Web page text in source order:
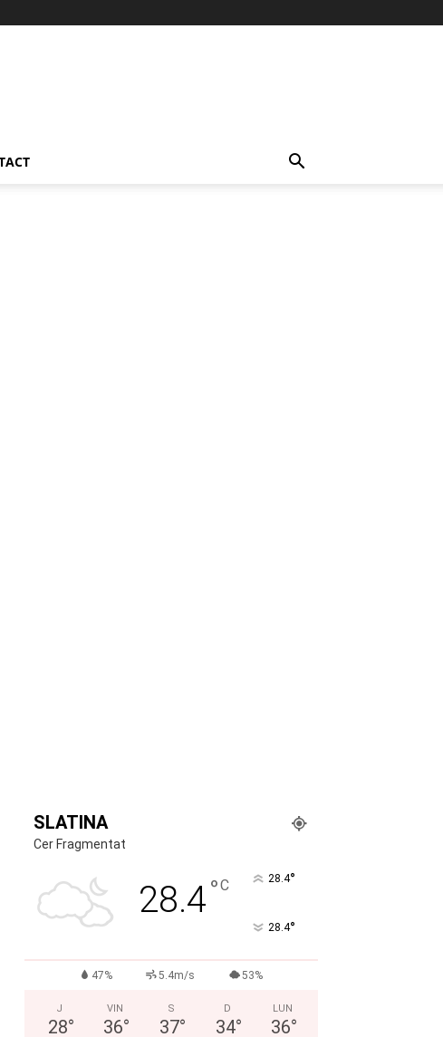
SLATINA
Cer Fragmentat
28.4°C 28.4°
28.4°
47% 5.4m/s 53%
J
28°
VIN
36°
S
37°
D
34°
LUN
36°